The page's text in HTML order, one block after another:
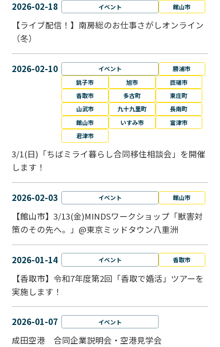
2026-02-18 イベント 館山市
【ライブ配信！】南房総のお仕事さがしオンライン
（冬）
2026-02-10 イベント
勝浦市
銚子市
旭市
匝瑳市
香取市
多古町
東庄町
山武市
九十九里町
長南町
館山市
いすみ市
富津市
君津市
3/1(日)「ちばミライ暮らし合同移住相談会」を開催
します！
2026-02-03 イベント 館山市
【館山市】3/13(金)MINDSワークショップ「獣害対
策のその先へ。」@東京ミッドタウン八重洲
2026-01-14 イベント 香取市
【香取市】令和7年度第2回「香取で婚活」ツアーを
実施します！
2026-01-07 イベント
成田空港 合同企業説明会・空港見学会